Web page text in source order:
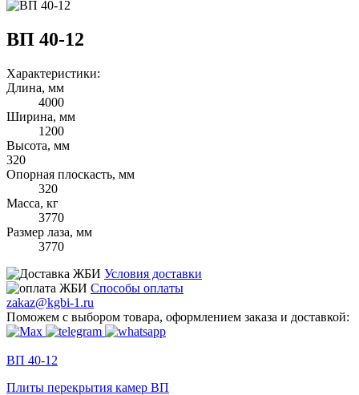
ВП 40-12
Характеристики:
Длина, мм
4000
Ширина, мм
1200
Высота, мм
320
Опорная плоскасть, мм
320
Масса, кг
3770
Размер лаза, мм
3770
Условия доставки
Способы оплаты
zakaz@kgbi-1.ru
Поможем с выбором товара, оформлением заказа и доставкой:
ВП 40-12
Плиты перекрытия камер ВП